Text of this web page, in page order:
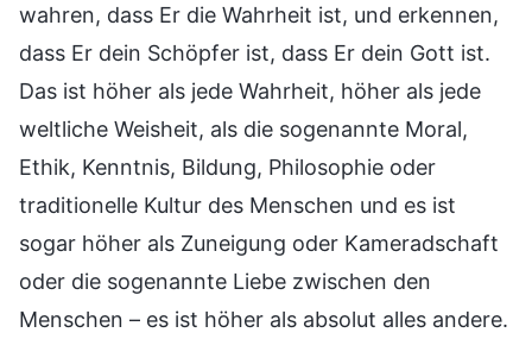
wahren, dass Er die Wahrheit ist, und erkennen,
dass Er dein Schöpfer ist, dass Er dein Gott ist.
Das ist höher als jede Wahrheit, höher als jede
weltliche Weisheit, als die sogenannte Moral,
Ethik, Kenntnis, Bildung, Philosophie oder
traditionelle Kultur des Menschen und es ist
sogar höher als Zuneigung oder Kameradschaft
oder die sogenannte Liebe zwischen den
Menschen – es ist höher als absolut alles andere.